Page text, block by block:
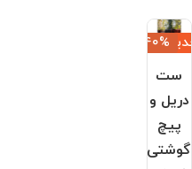
جدید‎−40%
ست
دریل و
پیچ
گوشتی